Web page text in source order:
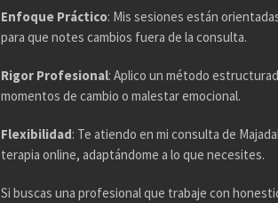
Enfoque Práctico: Mis sesiones están
para que notes cambios fuera de la consulta.
Rigor Profesional: Aplico un método
momentos de cambio o malestar emocional.
Flexibilidad: Te atiendo en mi consulta de
terapia online, adaptándome a lo que necesites.
Si buscas una profesional que trabaje con